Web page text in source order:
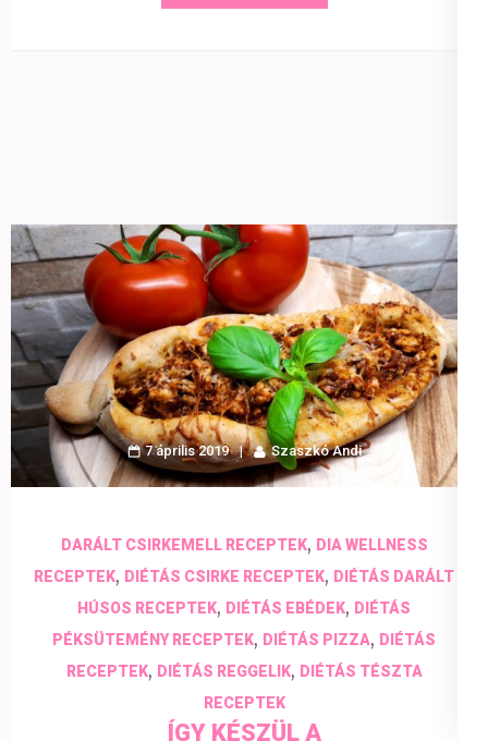
7 április 2019 Szaszkó Andi
DARÁLT CSIRKEMELL RECEPTEK, DIA WELLNESS
RECEPTEK, DIÉTÁS CSIRKE RECEPTEK, DIÉTÁS DARÁLT
HÚSOS RECEPTEK, DIÉTÁS EBÉDEK, DIÉTÁS
PÉKSÜTEMÉNY RECEPTEK, DIÉTÁS PIZZA, DIÉTÁS
RECEPTEK, DIÉTÁS REGGELIK, DIÉTÁS TÉSZTA
RECEPTEK
ÍGY KÉSZÜL A